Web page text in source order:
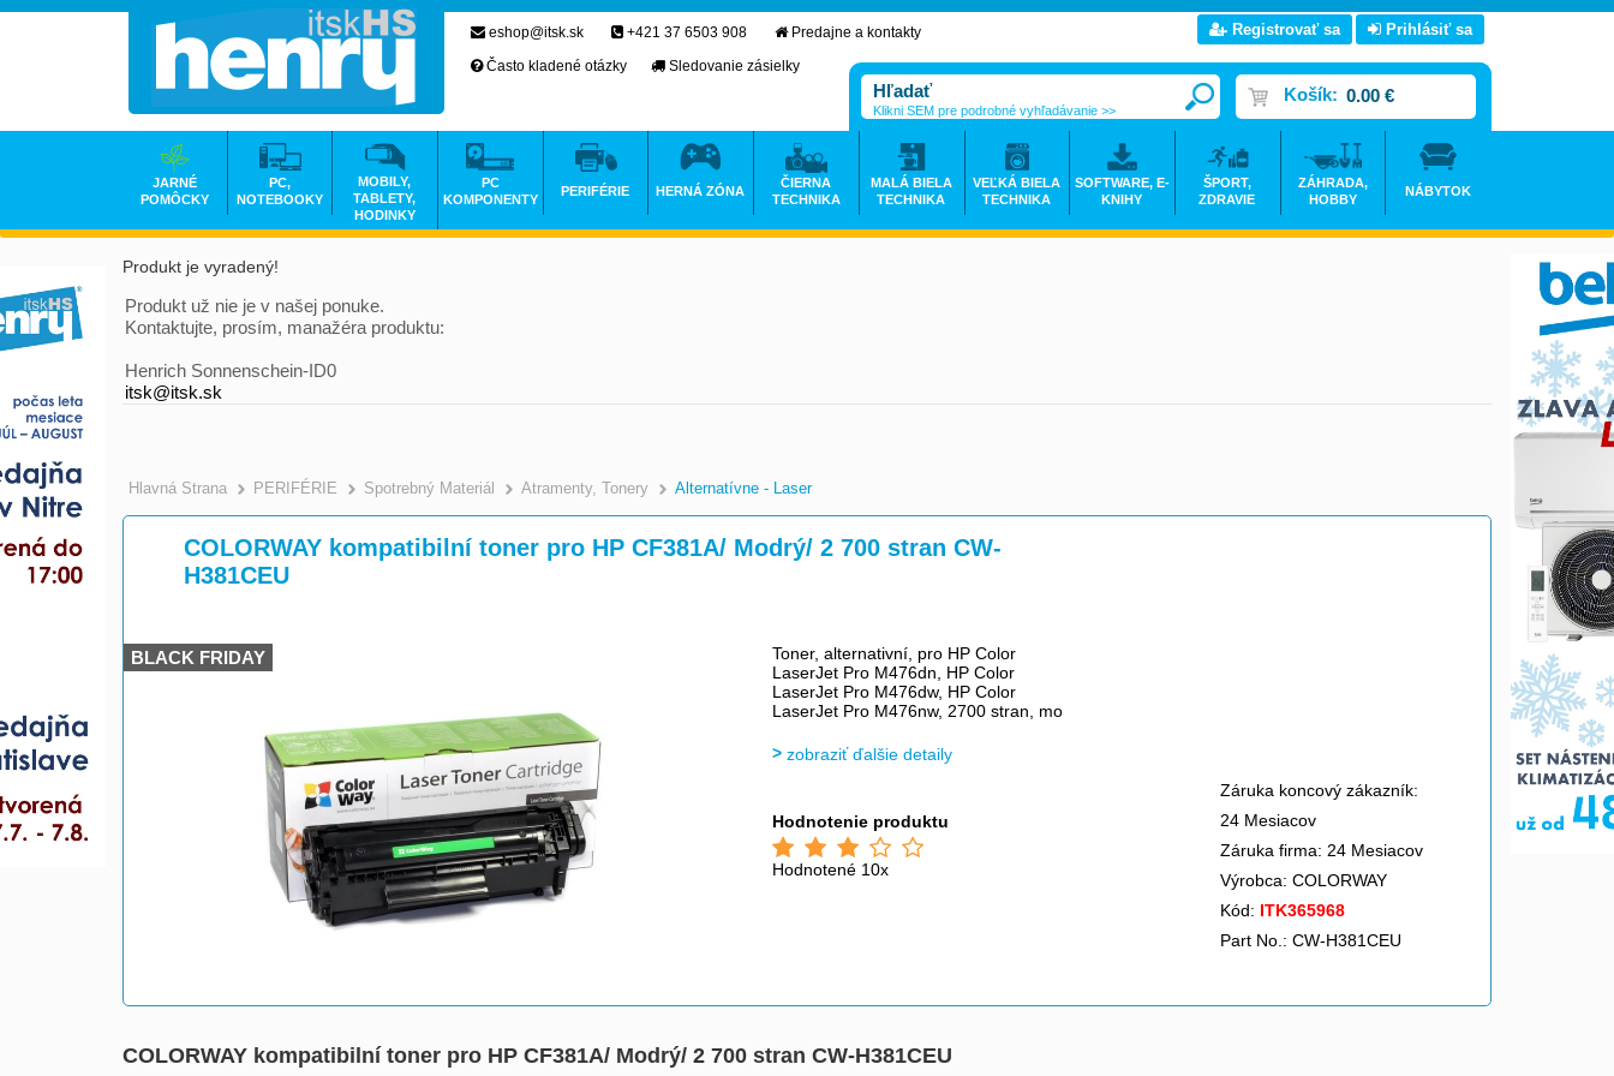
Produkt je vyradený!
Produkt už nie je v našej ponuke.
Kontaktujte, prosím, manažéra produktu:
Henrich Sonnenschein-ID0
itsk@itsk.sk
Hlavná Strana >
PERIFÉRIE >
Spotrebný Materiál >
Atramenty, Tonery >
Alternatívne - Laser
COLORWAY kompatibilní toner pro HP CF381A/ Modrý/ 2 700 stran CW-
H381CEU
BLACK FRIDAY
Toner, alternativní, pro HP Color
LaserJet Pro M476dn, HP Color
LaserJet Pro M476dw, HP Color
LaserJet Pro M476nw, 2700 stran, mo
zobraziť ďalšie detaily
Hodnotenie produktu
Hodnotené 10x
Záruka koncový zákazník:
24 Mesiacov
Záruka firma: 24 Mesiacov
Výrobca: COLORWAY
Kód: ITK365968
Part No.: CW-H381CEU
COLORWAY kompatibilní toner pro HP CF381A/ Modrý/ 2 700 stran CW-H381CEU
eshop@itsk.sk +421 37 6503 908
Predajne a kontakty
Často kladené otázky
Sledovanie zásielky
Registrovať sa Prihlásiť sa
Košík: 0.00 €
Klikni SEM pre podrobné vyhľadávanie >>
JARNÉ
POMÔCKY
PC,
NOTEBOOKY
MOBILY,
TABLETY,
HODINKY
PC
KOMPONENTY
PERIFÉRIE HERNÁ ZÓNA
ČIERNA
TECHNIKA
MALÁ BIELA
TECHNIKA
VEĽKÁ BIELA
TECHNIKA
SOFTWARE, E-
KNIHY
ŠPORT,
ZDRAVIE
ZÁHRADA,
HOBBY
NÁBYTOK